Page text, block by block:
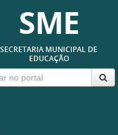
SME
SECRETARIA MUNICIPAL DE
EDUCAÇÃO